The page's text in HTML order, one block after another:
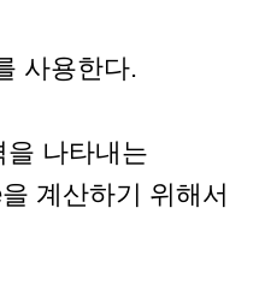
사용한다.
을 나타내는
계산하기 위해서